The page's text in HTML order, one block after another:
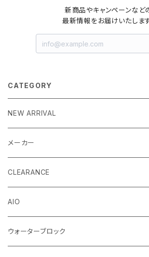
新商品やキャンペーンなど
最新情報をお届けいたします
CATEGORY
NEW ARRIVAL
メーカー
EK by LM Tek
Stealkey Customs (coming soon)
CLEARANCE
AIO
ウォーターブロック